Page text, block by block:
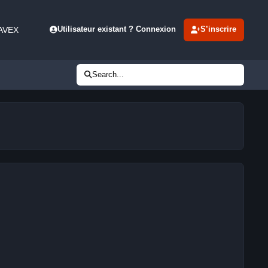
Utilisateur existant ? Connexion S’inscrire
Search...